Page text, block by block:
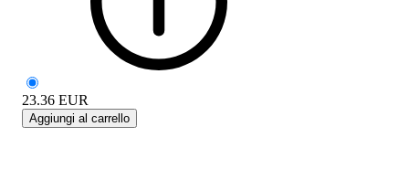
23.36 EUR
Aggiungi al carrello